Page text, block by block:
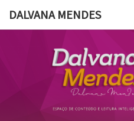
DALVANA MENDES